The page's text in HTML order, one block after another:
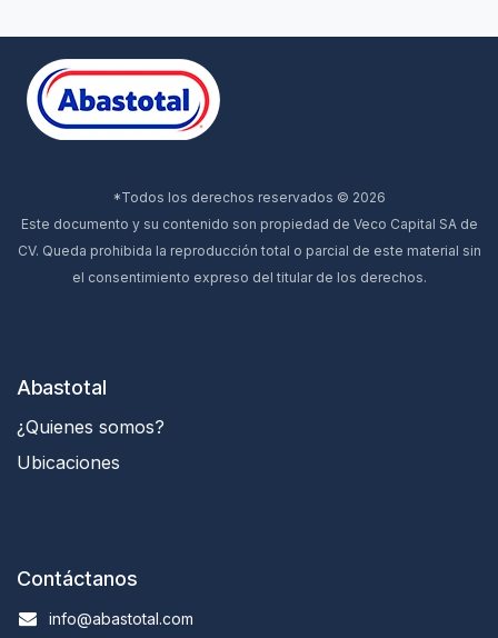
*Todos los derechos reservados © 2026
Este documento y su contenido son propiedad de Veco Capital SA de
CV. Queda prohibida la reproducción total o parcial de este material sin
el consentimiento expreso del titular de los derechos.
Abastotal
¿Quienes somos?
Ubicaciones
Contáctanos
info@abastotal.com